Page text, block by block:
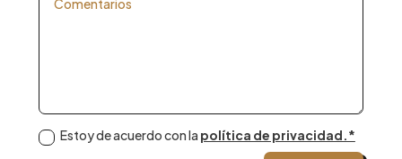
Estoy de acuerdo con la política de privacidad.*